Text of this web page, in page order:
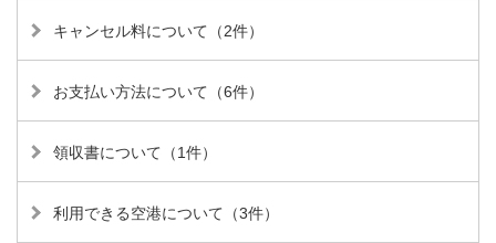
キャンセル料について（2件）
お支払い方法について（6件）
領収書について（1件）
利用できる空港について（3件）